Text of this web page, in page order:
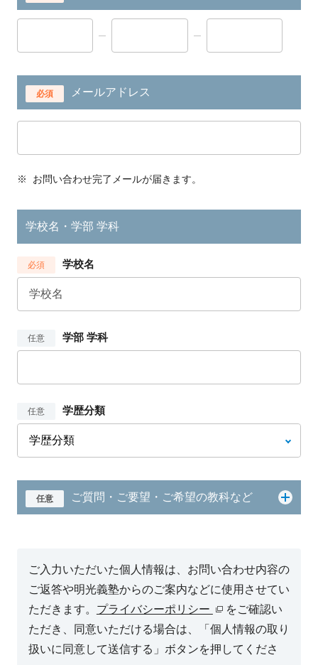
必須 メールアドレス
※ お問い合わせ完了メールが届きます。
学校名・学部 学科
必須 学校名
任意 学部 学科
任意 学歴分類
任意 ご質問・ご要望・ご希望の教科など
ご入力いただいた個人情報は、お問い合わせ内容の
ご返答や明光義塾からのご案内などに使用させてい
ただきます。 プライバシーポリシー
をご確認い
ただき、同意いただける場合は、「個人情報の取り
扱いに同意して送信する」ボタンを押してくださ